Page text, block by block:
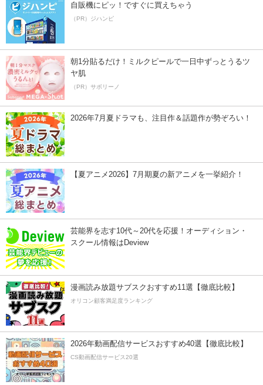
自販機にピッ！ですぐに買えちゃう
（PR）ジハンピ
朝1分貼るだけ！ミルクピールで一日中ずっとうるツ
ヤ肌
（PR）サボリーノ
2026年7月夏ドラマも、注目作＆話題作が勢ぞろい！
【夏アニメ2026】7月期夏の新アニメを一挙紹介！
芸能界を志す10代～20代を応援！オーディション・
スクール情報はDeview
漫画読み放題サブスクおすすめ11選【徹底比較】
オリコン顧客満足度ランキング
2026年動画配信サービスおすすめ40選【徹底比較】
CS動画配信サービス20選